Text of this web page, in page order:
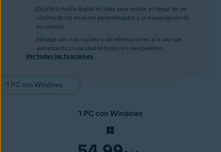
Oculta tu huella digital en línea para reducir el riesgo de ser
víctima de los anuncios personalizados y la manipulación de
los precios.
Navega con más rapidez y sin interrupciones, a la vez que
aumentas tu privacidad en todos los navegadores.
Ver todas las funciones
1 PC con Windows